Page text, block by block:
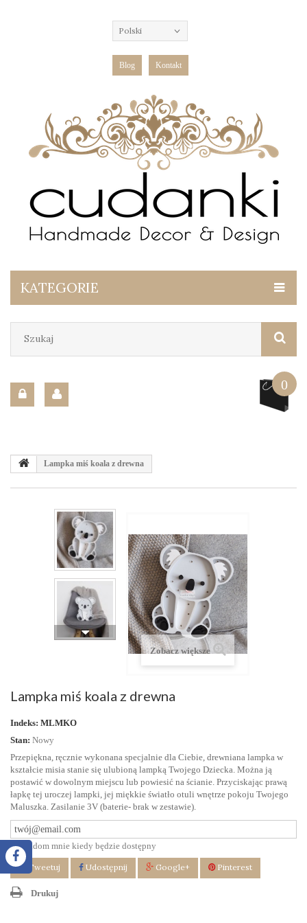
Polski
Blog Kontakt
KATEGORIE
0
Lampka miś koala z drewna
Zobacz większe
Lampka miś koala z drewna
Indeks: MLMKO
Stan: Nowy
Przepiękna, ręcznie wykonana specjalnie dla Ciebie, drewniana lampka w
kształcie misia stanie się ulubioną lampką Twojego Dziecka. Można ją
postawić w dowolnym miejscu lub powiesić na ścianie. Przyciskając prawą
łapkę tej uroczej lampki, jej miękkie światło otuli wnętrze pokoju Twojego
Maluszka. Zasilanie 3V (baterie- brak w zestawie).
Powiadom mnie kiedy będzie dostępny
Tweetuj Udostępnij Google+ Pinterest
Drukuj